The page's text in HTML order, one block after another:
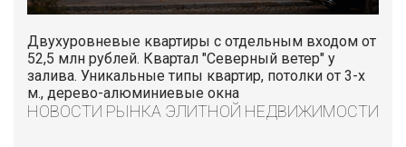
Двухуровневые квартиры с отдельным входом от
52,5 млн рублей. Квартал "Северный ветер" у
залива. Уникальные типы квартир, потолки от 3-х
м., дерево-алюминиевые окна
НОВОСТИ РЫНКА ЭЛИТНОЙ НЕДВИЖИМОСТИ